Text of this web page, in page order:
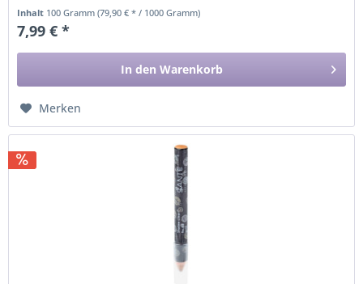
Inhalt 100 Gramm(79,90 € * / 1000 Gramm)
7,99 € *
In den Warenkorb
Merken